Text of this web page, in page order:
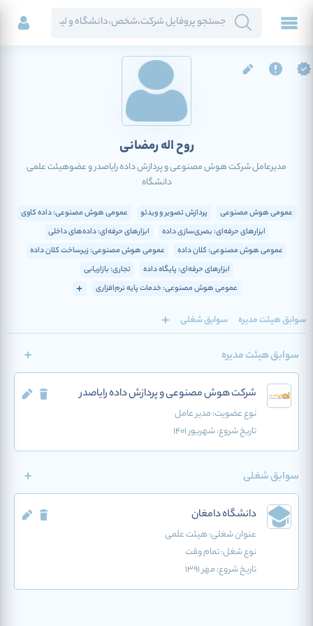
روح اله رمضانی
مدیرعامل شرکت هوش مصنوعی و پردازش داده رایاصدر و عضوهیئت علمی
دانشگاه
عمومی هوش مصنوعی پردازش تصویر و ویدئو
عمومی هوش مصنوعی: داده کاوی
ابزارهای حرفه‌ای: بصری‌سازی داده
ابزارهای حرفه‌ای: داده‌های داخلی
عمومی هوش مصنوعی: کلان داده
عمومی هوش مصنوعی: زیرساخت کلان داده
ابزارهای حرفه‌ای: پایگاه داده
تجاری: بازاریابی
عمومی هوش مصنوعی: خدمات پایه نرم‌افزاری
سوابق هیئت مدیره سوابق شغلی
سوابق هیئت مدیره
شرکت هوش مصنوعی و پردازش داده رایاصدر
نوع عضویت:مدیر عامل
تاریخ شروع:شهریور 1401
سوابق شغلی
دانشگاه دامغان
عنوان شغلی:هیئت علمی
نوع شغل:تمام وقت
تاریخ شروع:مهر 1391